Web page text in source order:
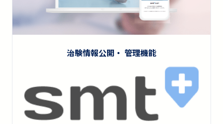
治験情報公開・ 管理機能